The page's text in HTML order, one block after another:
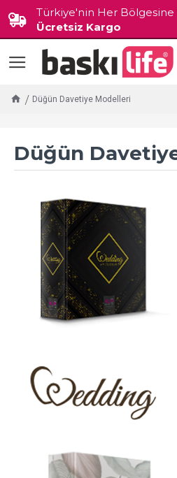
Türkiye'nin Her Bölgesine
Ücretsiz Kargo
Düğün Davetiye Modelleri
Düğün